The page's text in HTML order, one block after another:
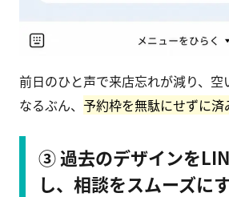
前日のひと声で来店忘れが減り、空
なるぶん、 予約枠を無駄にせずに済
③ 過去のデザインを
し、相談をスムーズに